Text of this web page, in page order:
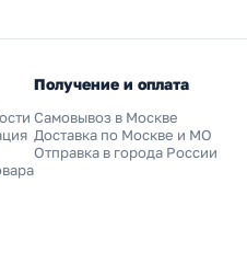
Получение и оплата
Самовывоз в Москве
Доставка по Москве и МО
Отправка в города России